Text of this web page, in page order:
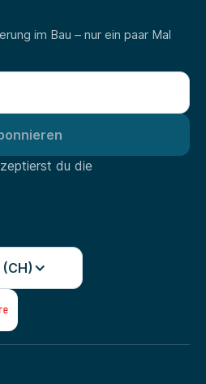
im Bau – nur ein paar Mal
du die